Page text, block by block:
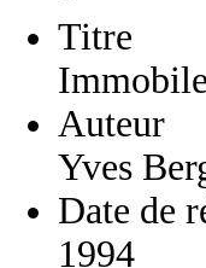
Titre
Auteur
Yves
Date de
1994